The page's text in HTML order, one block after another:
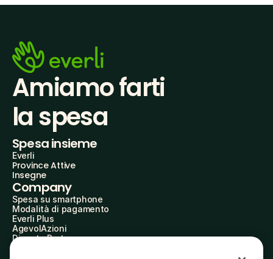
Amiamo farti
la spesa
Spesa insieme
Everli
Province Attive
Insegne
Company
Spesa su smartphone
Modalità di pagamento
Everli Plus
AgevolAzioni
Diventa Partner